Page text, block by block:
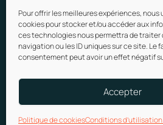
Pour offrir les meilleures expériences,
cookies pour stocker et/ou accéder aux
ces technologies nous permettra de
navigation ou les ID uniques sur ce site. Le
consentement peut avoir un effet négatif
Accepter
Politique de cookiesConditions